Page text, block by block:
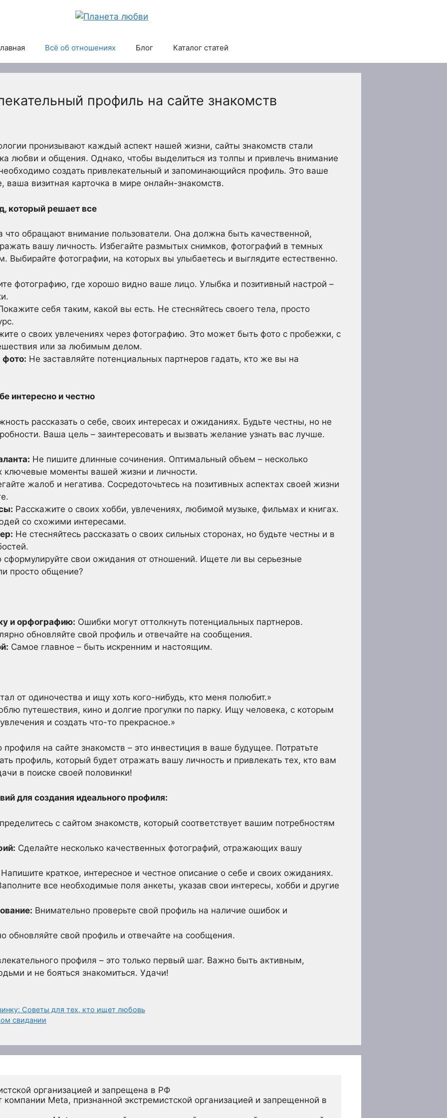
Всё об отношениях Блог Каталог статей
профиль на сайте знакомств
пронизывают каждый аспект нашей жизни, сайты знакомств стали
любви и общения. Однако, чтобы выделиться из толпы и привлечь внимание
создать привлекательный и запоминающийся профиль. Это ваше
ваша визитная карточка в мире онлайн-знакомств.
который решает все
что обращают внимание пользователи. Она должна быть качественной,
вашу личность. Избегайте размытых снимков, фотографий в темных
Выбирайте фотографии, на которых вы улыбаетесь и выглядите естественно.
фотографию, где хорошо видно ваше лицо. Улыбка и позитивный настрой –
себя таким, какой вы есть. Не стесняйтесь своего тела, просто
о своих увлечениях через фотографию. Это может быть фото с пробежки, с
или за любимым делом.
фото: Не заставляйте потенциальных партнеров гадать, кто же вы на
интересно и честно
рассказать о себе, своих интересах и ожиданиях. Будьте честны, но не
Ваша цель – заинтересовать и вызвать желание узнать вас лучше.
Не пишите длинные сочинения. Оптимальный объем – несколько
ключевые моменты вашей жизни и личности.
жалоб и негатива. Сосредоточьтесь на позитивных аспектах своей жизни
Расскажите о своих хобби, увлечениях, любимой музыке, фильмах и книгах.
со схожими интересами.
Не стесняйтесь рассказать о своих сильных сторонах, но будьте честны и в
свои ожидания от отношений. Ищете ли вы серьезные
просто общение?
и орфографию: Ошибки могут оттолкнуть потенциальных партнеров.
обновляйте свой профиль и отвечайте на сообщения.
Самое главное – быть искренним и настоящим.
от одиночества и ищу хоть кого-нибудь, кто меня полюбит.»
путешествия, кино и долгие прогулки по парку. Ищу человека, с которым
и создать что-то прекрасное.»
профиля на сайте знакомств – это инвестиция в ваше будущее. Потратьте
профиль, который будет отражать вашу личность и привлекать тех, кто вам
в поиске своей половинки!
для создания идеального профиля:
с сайтом знакомств, который соответствует вашим потребностям
Сделайте несколько качественных фотографий, отражающих вашу
краткое, интересное и честное описание о себе и своих ожиданиях.
все необходимые поля анкеты, указав свои интересы, хобби и другие
Внимательно проверьте свой профиль на наличие ошибок и
обновляйте свой профиль и отвечайте на сообщения.
профиля – это только первый шаг. Важно быть активным,
и не бояться знакомиться. Удачи!
Советы для тех, кто ищет любовь
свидании
организацией и запрещена в РФ
Meta, признанной экстремистской организацией и запрещенной в